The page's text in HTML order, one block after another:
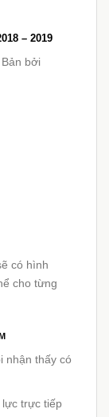
– 2019
bởi
có hình
cho từng
nhận thấy có
lực trực tiếp